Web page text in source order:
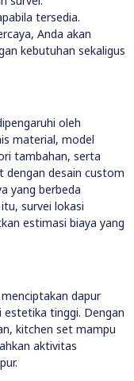
tersedia.
Anda akan
kebutuhan sekaligus
oleh
material, model
tambahan, serta
dengan desain custom
yang berbeda
survei lokasi
estimasi biaya yang
dapur
estetika tinggi. Dengan
kitchen set mampu
aktivitas